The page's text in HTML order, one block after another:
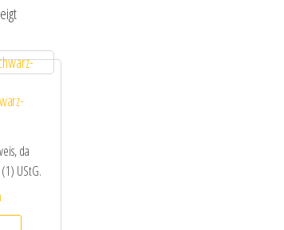
da
UStG.
Dieses Produkt weist mehrere Varianten auf. Die